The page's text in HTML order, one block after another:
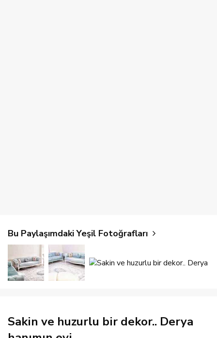
Bu Paylaşımdaki Yeşil Fotoğrafları
Sakin ve huzurlu bir dekor.. Derya